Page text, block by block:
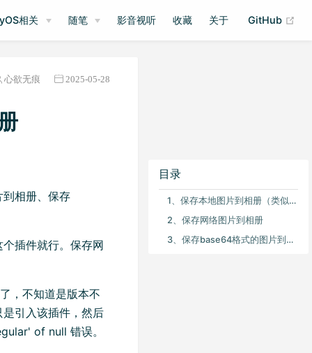
相关 随笔 影音视听 收藏 关于 GitHub
心欲无痕 2025-05-28
目录
1、保存本地图片到相册（类似：file://...）
2、保存网络图片到相册
3、保存base64格式的图片到相册
相册、保存
插件就行。保存网
，不知道是版本不
引入该插件，然后
of null 错误。